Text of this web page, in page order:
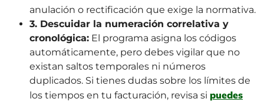
anulación o rectificación que exige la normativa.
3. Descuidar la numeración correlativa y
cronológica: El programa asigna los códigos
automáticamente, pero debes vigilar que no
existan saltos temporales ni números
duplicados. Si tienes dudas sobre los límites de
los tiempos en tu facturación, revisa si puedes